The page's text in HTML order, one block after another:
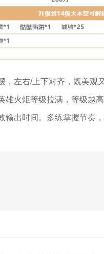
左右/上下对齐，既美观
雄火炬等级拉满，等级越
输出时间。多练掌握节奏